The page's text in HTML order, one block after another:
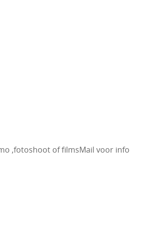
,fotoshoot of filmsMail voor info